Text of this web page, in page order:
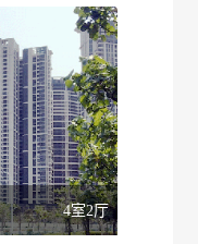
4室2厅